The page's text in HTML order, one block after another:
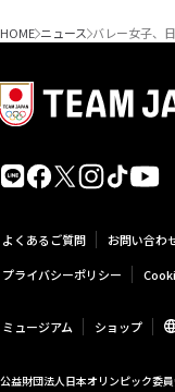
HOME ニュース バレー女子、
よくあるご質問 お問い合わ
プライバシーポリシー
ミュージアム ショップ
公益財団法人日本オリンピック委